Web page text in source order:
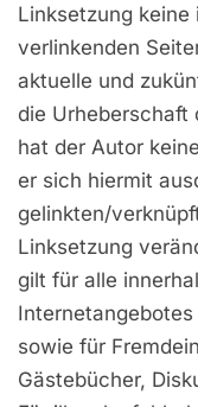
Linksetzung keine
verlinkenden
aktuelle und
die Urheberschaft
hat der Autor
er sich hiermit
gelinkten/
Linksetzung
gilt für alle
sowie für
Gästebücher,